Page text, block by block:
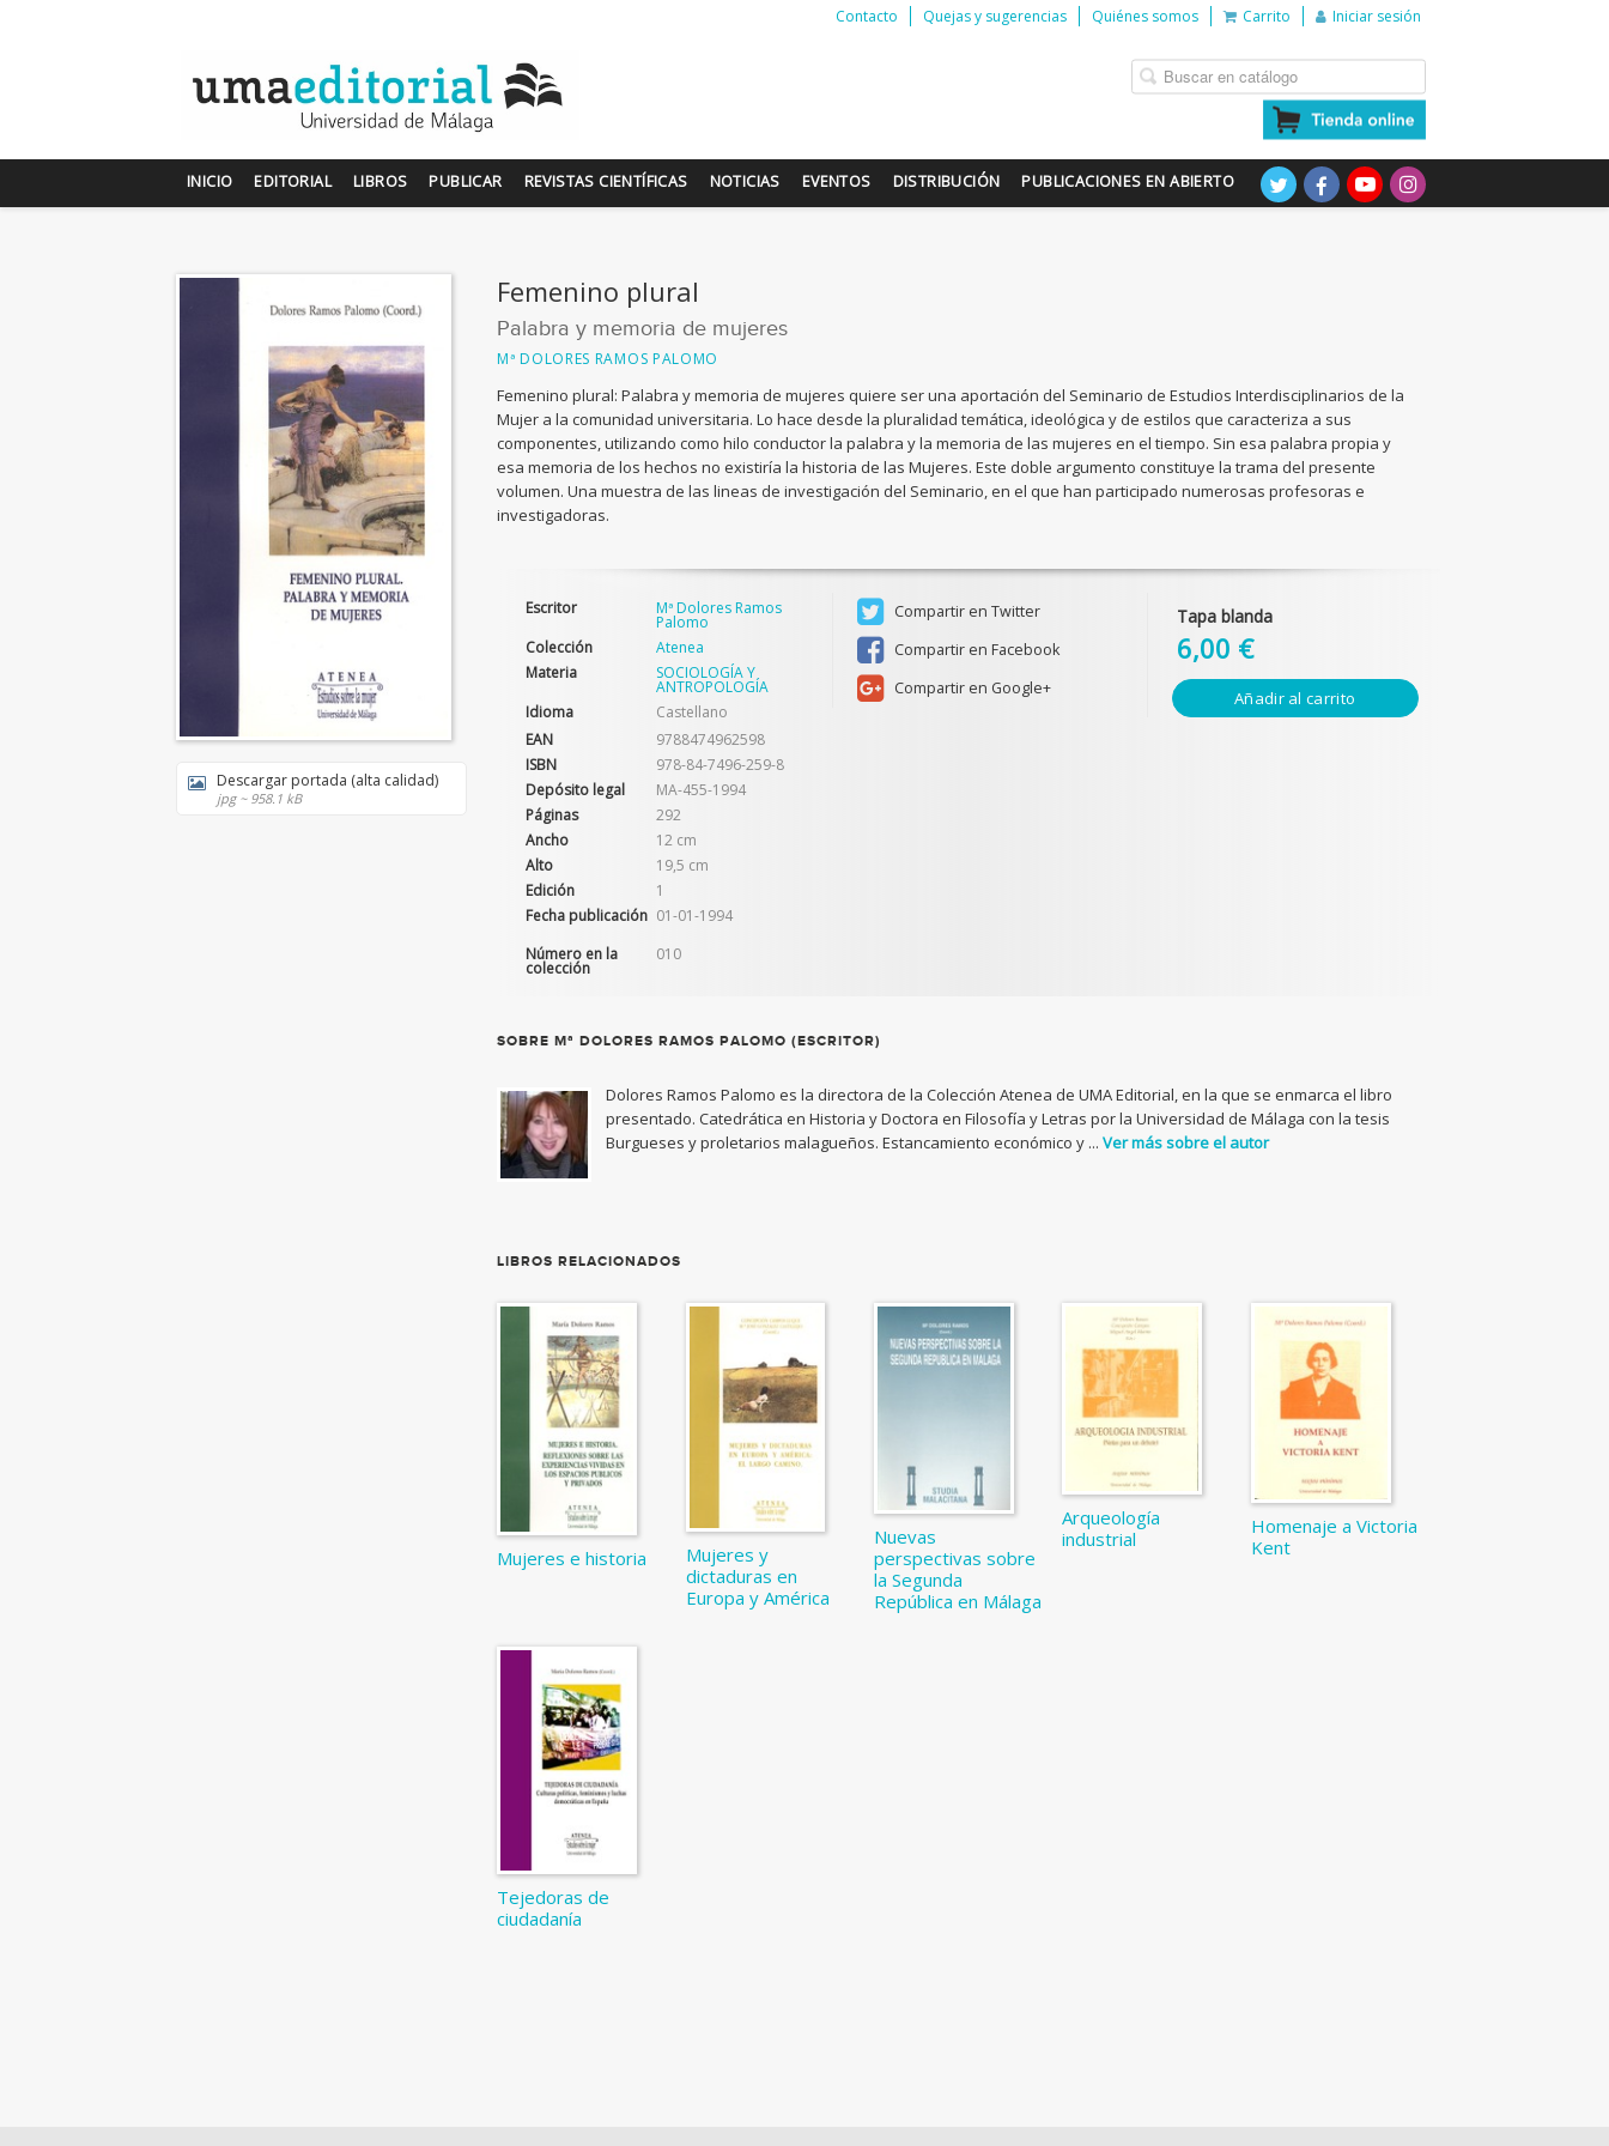
Contacto Quejas y sugerencias Quiénes somos Carrito Iniciar sesión
INICIO EDITORIAL LIBROS PUBLICAR REVISTAS CIENTÍFICAS NOTICIAS EVENTOS DISTRIBUCIÓN PUBLICACIONES EN ABIERTO
Descargar portada (alta calidad)
jpg ~ 958.1 kB
Femenino plural
Palabra y memoria de mujeres
Mª DOLORES RAMOS PALOMO
Femenino plural: Palabra y memoria de mujeres quiere ser una aportación del Seminario de Estudios Interdisciplinarios de la
Mujer a la comunidad universitaria. Lo hace desde la pluralidad temática, ideológica y de estilos que caracteriza a sus
componentes, utilizando como hilo conductor la palabra y la memoria de las mujeres en el tiempo. Sin esa palabra propia y
esa memoria de los hechos no existiría la historia de las Mujeres. Este doble argumento constituye la trama del presente
volumen. Una muestra de las lineas de investigación del Seminario, en el que han participado numerosas profesoras e
investigadoras.
Escritor Mª Dolores Ramos
Palomo
Colección
Atenea
Materia
SOCIOLOGÍA Y
ANTROPOLOGÍA
Idioma
Castellano
EAN
9788474962598
ISBN
978-84-7496-259-8
Depósito legal
MA-455-1994
Páginas
292
Ancho
12 cm
Alto
19,5 cm
Edición
1
Fecha publicación 01-01-1994
Número en la
colección
010
Compartir en Twitter
Compartir en Facebook
Compartir en Google+
Tapa blanda
6,00 €
Añadir al carrito
SOBRE Mª DOLORES RAMOS PALOMO (ESCRITOR)
Dolores Ramos Palomo es la directora de la Colección Atenea de UMA Editorial, en la que se enmarca el libro
presentado. Catedrática en Historia y Doctora en Filosofía y Letras por la Universidad de Málaga con la tesis
Burgueses y proletarios malagueños. Estancamiento económico y ...Ver más sobre el autor
LIBROS RELACIONADOS
Mujeres e historia
Mujeres y
dictaduras en
Europa y América
Nuevas
perspectivas sobre
la Segunda
República en Málaga
Arqueología
industrial
Homenaje a Victoria
Kent
Tejedoras de
ciudadanía